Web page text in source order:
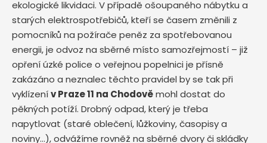
ekologické likvidaci. V případě ošoupaného nábytku a
starých elektrospotřebičů, kteří se časem změnili z
pomocníků na požírače peněz za spotřebovanou
energii, je odvoz na sběrné místo samozřejmostí – již
opření úzké police o veřejnou popelnici je přísně
zakázáno a neznalec těchto pravidel by se tak při
vyklízenív Praze 11 na Chodověmohl dostat do
pěkných potíží. Drobný odpad, který je třeba
napytlovat (staré oblečení, lůžkoviny, časopisy a
noviny…), odvážíme rovněž na sběrné dvory či skládky